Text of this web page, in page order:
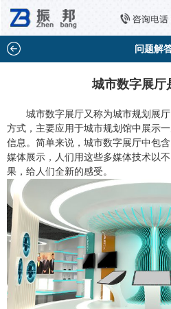
问题解
城市数字展厅
城市数字展厅又称为城市规划展厅
方式，主要应用于城市规划馆中展示
信息。简单来说，城市数字展厅中包
媒体展示，人们用这些多媒体技术以
果，给人们全新的感受。